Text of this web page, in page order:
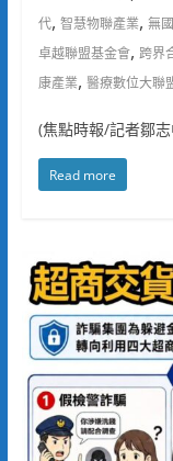
代, 智慧物聯產業, 無
卓越聯盟基金會, 跨界
康產業, 醫療數位大聯
(焦點時報/記者鄒
Read more